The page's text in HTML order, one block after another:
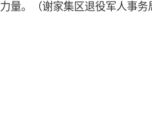
力量。 （谢家集区退役军人事务